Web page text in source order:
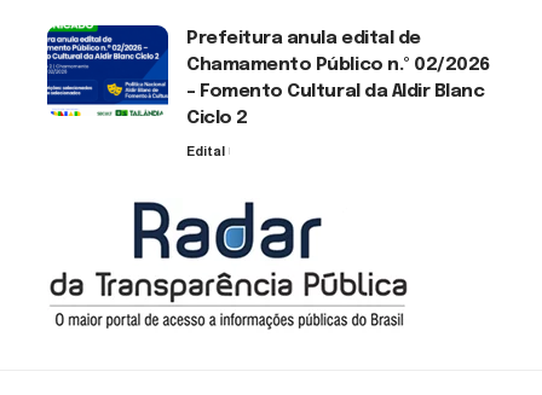
Prefeitura anula edital de
Chamamento Público n.º 02/2026
– Fomento Cultural da Aldir Blanc
Ciclo 2
Edital